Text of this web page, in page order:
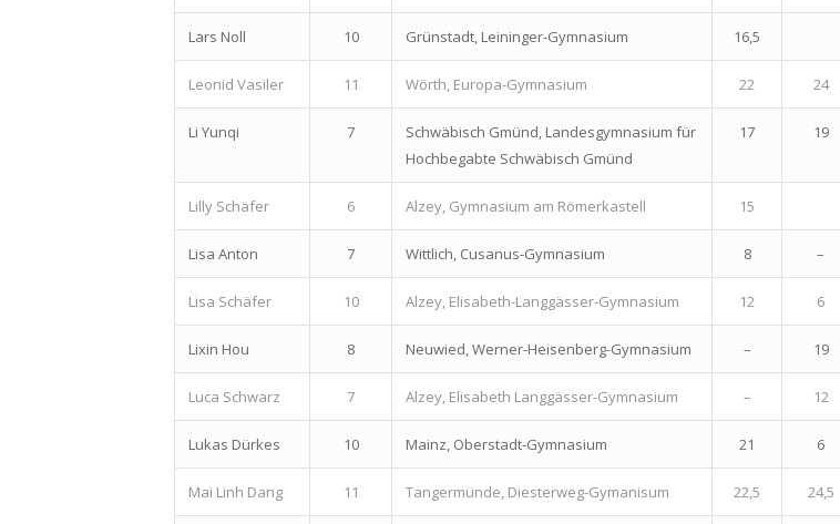
Lars Noll 10 Grünstadt, Leininger-Gymnasium 16,5
Leonid Vasiler 11 Wörth, Europa-Gymnasium 22 24
Li Yunqi 7
Schwäbisch Gmünd, Landesgymnasium für
Hochbegabte Schwäbisch Gmünd
17 19
Lilly Schäfer 6 Alzey, Gymnasium am Römerkastell 15
Lisa Anton 7 Wittlich, Cusanus-Gymnasium 8 –
Lisa Schäfer 10 Alzey, Elisabeth-Langgässer-Gymnasium 12 6
Lixin Hou 8 Neuwied, Werner-Heisenberg-Gymnasium – 19
Luca Schwarz 7 Alzey, Elisabeth Langgässer-Gymnasium – 12
Lukas Dürkes 10 Mainz, Oberstadt-Gymnasium 21 6
Mai Linh Dang 11 Tangermünde, Diesterweg-Gymanisum 22,5 24,5